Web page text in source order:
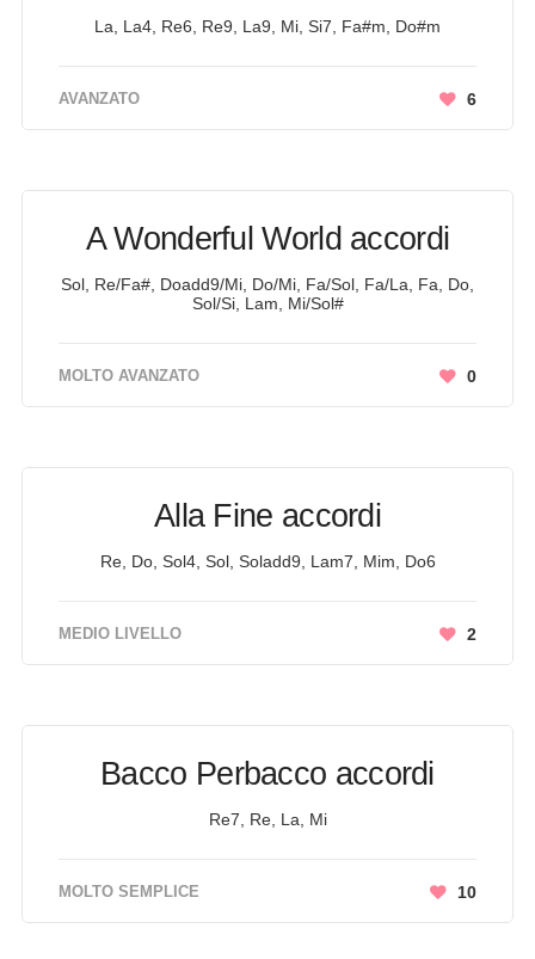
La, La4, Re6, Re9, La9, Mi, Si7, Fa#m, Do#m
AVANZATO 6
A Wonderful World accordi
Sol, Re/Fa#, Doadd9/Mi, Do/Mi, Fa/Sol, Fa/La, Fa, Do,
Sol/Si, Lam, Mi/Sol#
MOLTO AVANZATO 0
Alla Fine accordi
Re, Do, Sol4, Sol, Soladd9, Lam7, Mim, Do6
MEDIO LIVELLO 2
Bacco Perbacco accordi
Re7, Re, La, Mi
MOLTO SEMPLICE 10